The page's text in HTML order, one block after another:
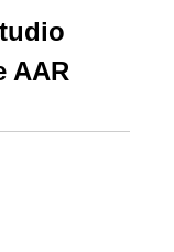
AAR